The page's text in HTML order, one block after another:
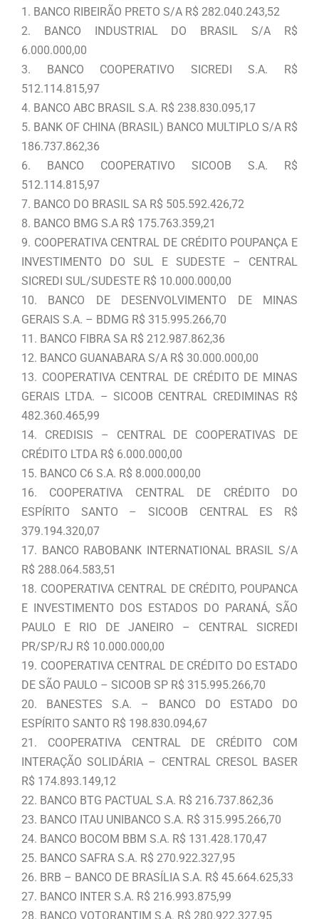
1. BANCO RIBEIRÃO PRETO S/A R$ 282.040.243,52
2. BANCO INDUSTRIAL DO BRASIL S/A R$
6.000.000,00
3. BANCO COOPERATIVO SICREDI S.A. R$
512.114.815,97
4. BANCO ABC BRASIL S.A. R$ 238.830.095,17
5. BANK OF CHINA (BRASIL) BANCO MULTIPLO S/A R$
186.737.862,36
6. BANCO COOPERATIVO SICOOB S.A. R$
512.114.815,97
7. BANCO DO BRASIL SA R$ 505.592.426,72
8. BANCO BMG S.A R$ 175.763.359,21
9. COOPERATIVA CENTRAL DE CRÉDITO POUPANÇA E
INVESTIMENTO DO SUL E SUDESTE – CENTRAL
SICREDI SUL/SUDESTE R$ 10.000.000,00
10. BANCO DE DESENVOLVIMENTO DE MINAS
GERAIS S.A. – BDMG R$ 315.995.266,70
11. BANCO FIBRA SA R$ 212.987.862,36
12. BANCO GUANABARA S/A R$ 30.000.000,00
13. COOPERATIVA CENTRAL DE CRÉDITO DE MINAS
GERAIS LTDA. – SICOOB CENTRAL CREDIMINAS R$
482.360.465,99
14. CREDISIS – CENTRAL DE COOPERATIVAS DE
CRÉDITO LTDA R$ 6.000.000,00
15. BANCO C6 S.A. R$ 8.000.000,00
16. COOPERATIVA CENTRAL DE CRÉDITO DO
ESPÍRITO SANTO – SICOOB CENTRAL ES R$
379.194.320,07
17. BANCO RABOBANK INTERNATIONAL BRASIL S/A
R$ 288.064.583,51
18. COOPERATIVA CENTRAL DE CRÉDITO, POUPANCA
E INVESTIMENTO DOS ESTADOS DO PARANÁ, SÃO
PAULO E RIO DE JANEIRO – CENTRAL SICREDI
PR/SP/RJ R$ 10.000.000,00
19. COOPERATIVA CENTRAL DE CRÉDITO DO ESTADO
DE SÃO PAULO – SICOOB SP R$ 315.995.266,70
20. BANESTES S.A. – BANCO DO ESTADO DO
ESPÍRITO SANTO R$ 198.830.094,67
21. COOPERATIVA CENTRAL DE CRÉDITO COM
INTERAÇÃO SOLIDÁRIA – CENTRAL CRESOL BASER
R$ 174.893.149,12
22. BANCO BTG PACTUAL S.A. R$ 216.737.862,36
23. BANCO ITAU UNIBANCO S.A. R$ 315.995.266,70
24. BANCO BOCOM BBM S.A. R$ 131.428.170,47
25. BANCO SAFRA S.A. R$ 270.922.327,95
26. BRB – BANCO DE BRASÍLIA S.A. R$ 45.664.625,33
27. BANCO INTER S.A. R$ 216.993.875,99
28. BANCO VOTORANTIM S.A. R$ 280.922.327,95